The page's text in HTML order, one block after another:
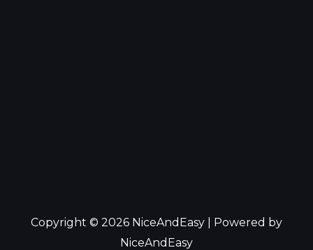
Copyright © 2026 NiceAndEasy | Powered by
NiceAndEasy